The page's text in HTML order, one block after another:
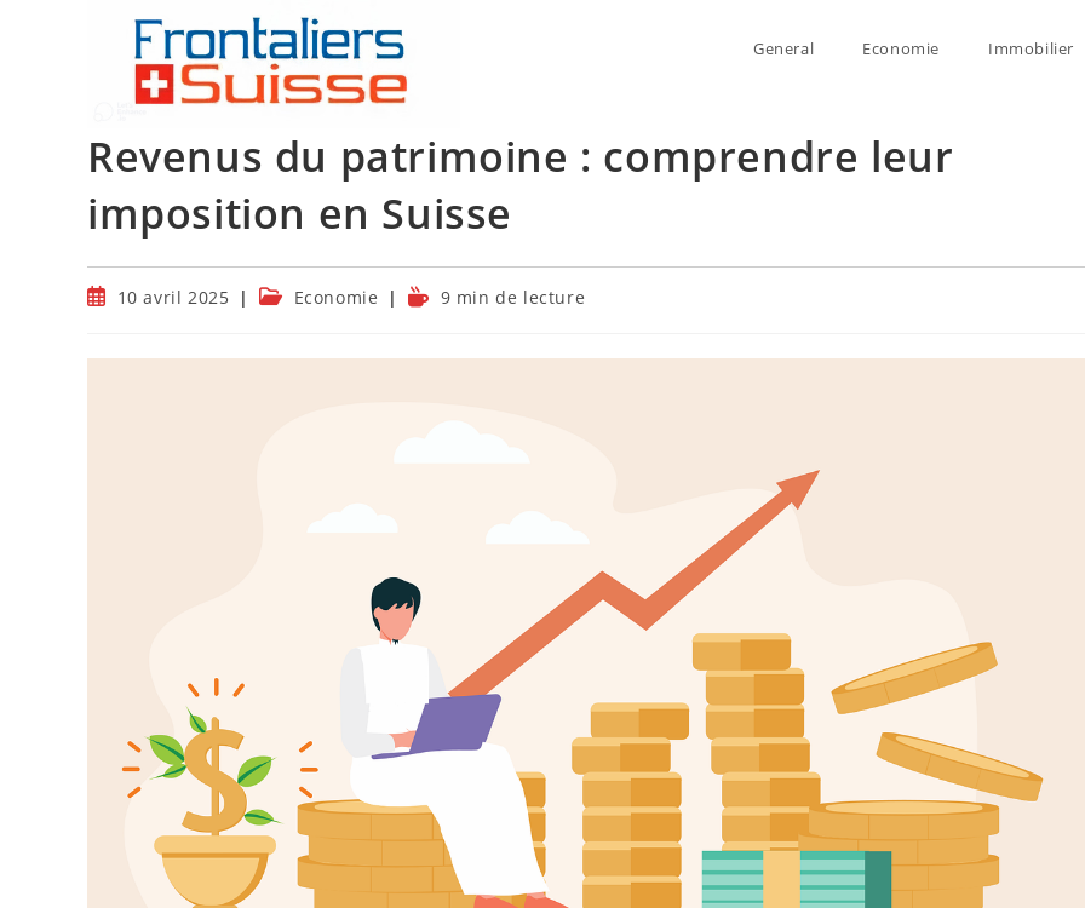
General Economie Immobilier
Revenus du patrimoine : comprendre leur
imposition en Suisse
Publication
10 avril 2025
Post Economie
Temps9 min de lecture